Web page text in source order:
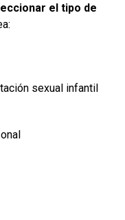
el tipo de
sexual infantil